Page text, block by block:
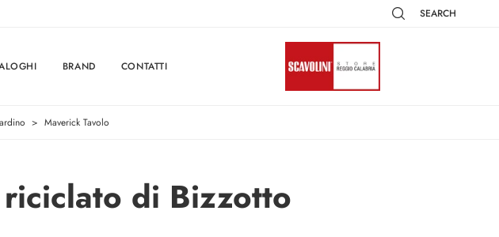
SEARCH
BRAND CONTATTI
> Maverick Tavolo
di Bizzotto